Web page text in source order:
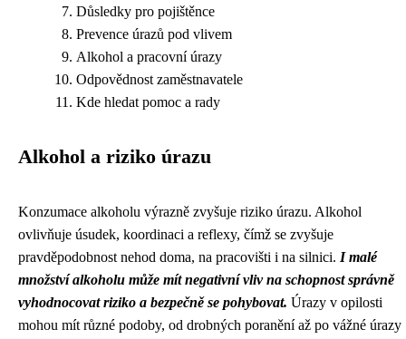
Důsledky pro pojištěnce
Prevence úrazů pod vlivem
Alkohol a pracovní úrazy
Odpovědnost zaměstnavatele
Kde hledat pomoc a rady
Alkohol a riziko úrazu
Konzumace alkoholu výrazně zvyšuje riziko úrazu. Alkohol
ovlivňuje úsudek, koordinaci a reflexy, čímž se zvyšuje
pravděpodobnost nehod doma, na pracovišti i na silnici. I malé
množství alkoholu může mít negativní vliv na schopnost správně
vyhodnocovat riziko a bezpečně se pohybovat. Úrazy v opilosti
mohou mít různé podoby, od drobných poranění až po vážné úrazy